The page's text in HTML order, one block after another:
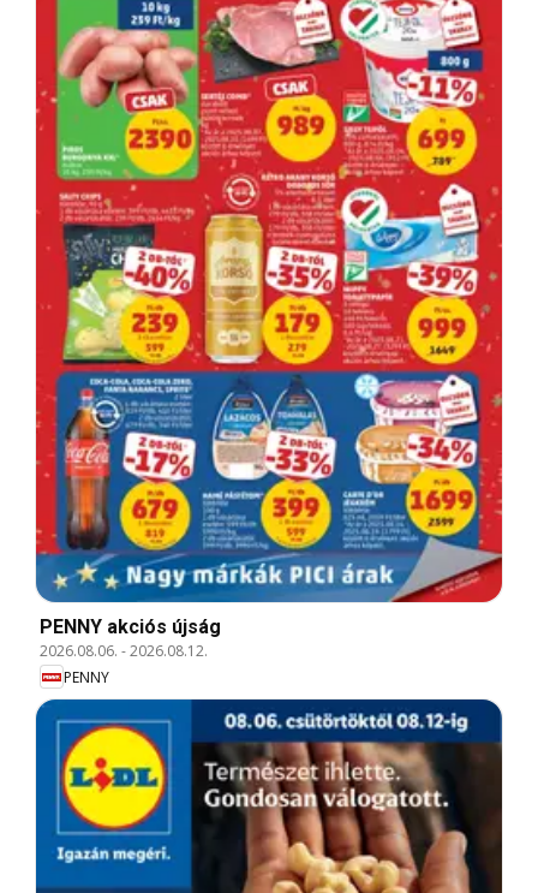
PENNY akciós újság
2026.08.06. -2026.08.12.
PENNY